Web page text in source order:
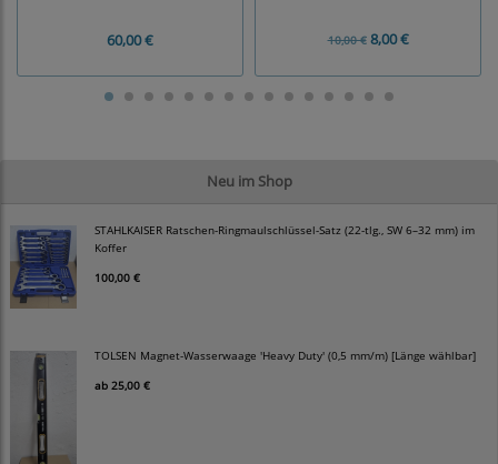
Neu im Shop
STAHLKAISER Ratschen-Ringmaulschlüssel-Satz (22-tlg., SW 6–32 mm) im
Koffer
100,00 €
TOLSEN Magnet-Wasserwaage 'Heavy Duty' (0,5 mm/m) [Länge wählbar]
ab 25,00 €
60,00 € 10,00 €8,00 €